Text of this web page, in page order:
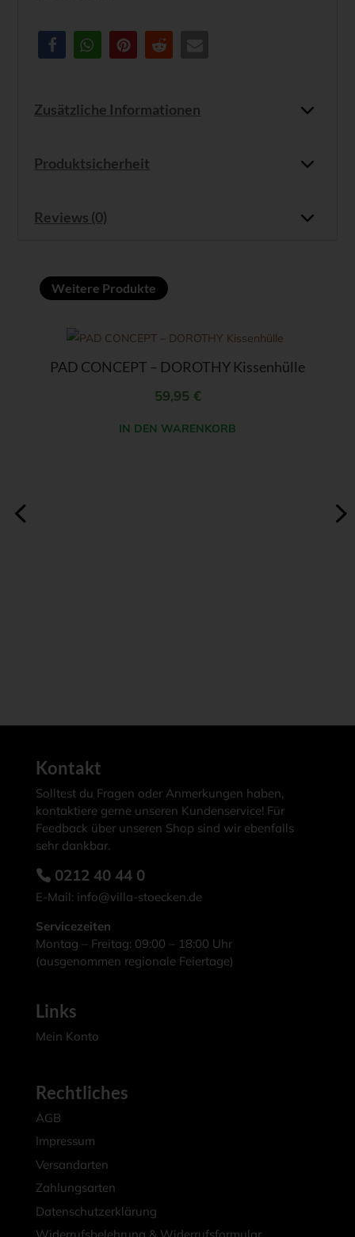
Zusätzliche Informationen
Produktsicherheit
Reviews (0)
Weitere Produkte
PAD CONCEPT – DOROTHY Kissenhülle
59,95 €
IN DEN WARENKORB
Kontakt
Solltest du Fragen oder Anmerkungen haben,
kontaktiere gerne unseren Kundenservice! Für
Feedback über unseren Shop sind wir ebenfalls
sehr dankbar.
0212 40 44 0
E-Mail: info@villa-stoecken.de
Servicezeiten
Montag – Freitag: 09:00 – 18:00 Uhr
(ausgenommen regionale Feiertage)
Links
Mein Konto
Rechtliches
AGB
Impressum
Versandarten
Zahlungsarten
Datenschutzerklärung